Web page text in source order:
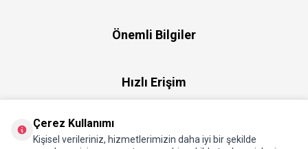
Önemli Bilgiler
Hızlı Erişim
Çerez Kullanımı
Kişisel verileriniz, hizmetlerimizin daha iyi bir şekilde